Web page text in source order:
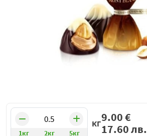
1кг 2кг 5кг
КГ9.00€
17.60лв.